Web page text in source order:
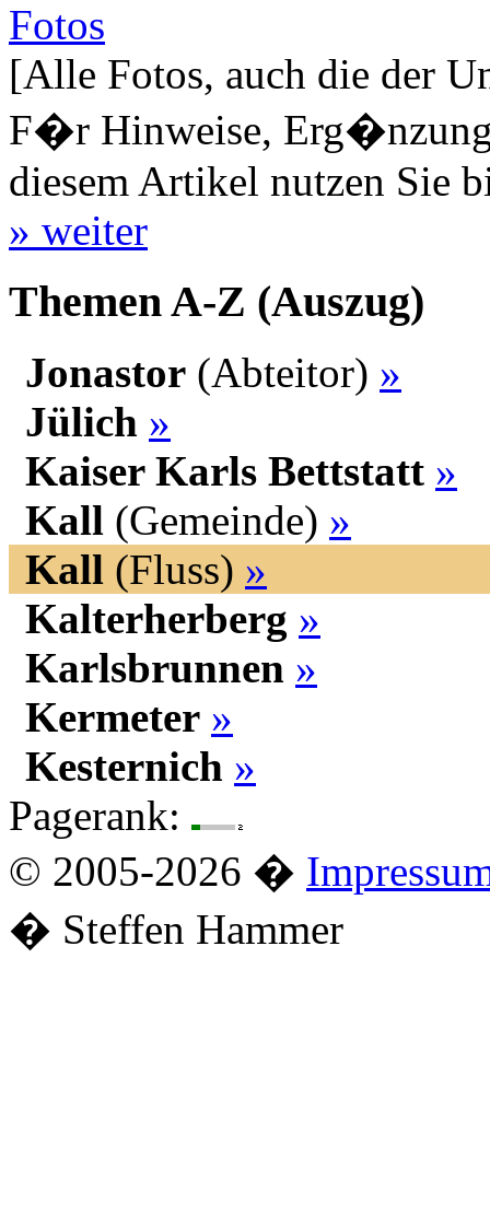
Fotos
[Alle Fotos, auch die der
F�r Hinweise,
diesem Artikel nutzen Sie
» weiter
Themen A-Z (Auszug)
Jonastor (Abteitor) »
Jülich »
Kaiser Karls Bettstatt »
Kall (Gemeinde) »
Kall (Fluss) »
Kalterherberg »
Karlsbrunnen »
Kermeter »
Kesternich »
Pagerank:
© 2005-2026 �
� Steffen Hammer